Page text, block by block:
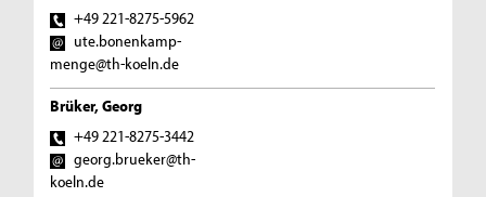
+49 221-8275-5962
ute.bonenkamp-
menge@th-koeln.de
Brüker, Georg
+49 221-8275-3442
georg.brueker@th-
koeln.de